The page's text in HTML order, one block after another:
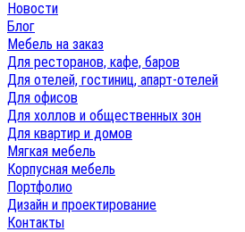
Новости
Блог
Мебель на заказ
Для ресторанов, кафе, баров
Для отелей, гостиниц, апарт-отелей
Для офисов
Для холлов и общественных зон
Для квартир и домов
Мягкая мебель
Корпусная мебель
Портфолио
Дизайн и проектирование
Контакты